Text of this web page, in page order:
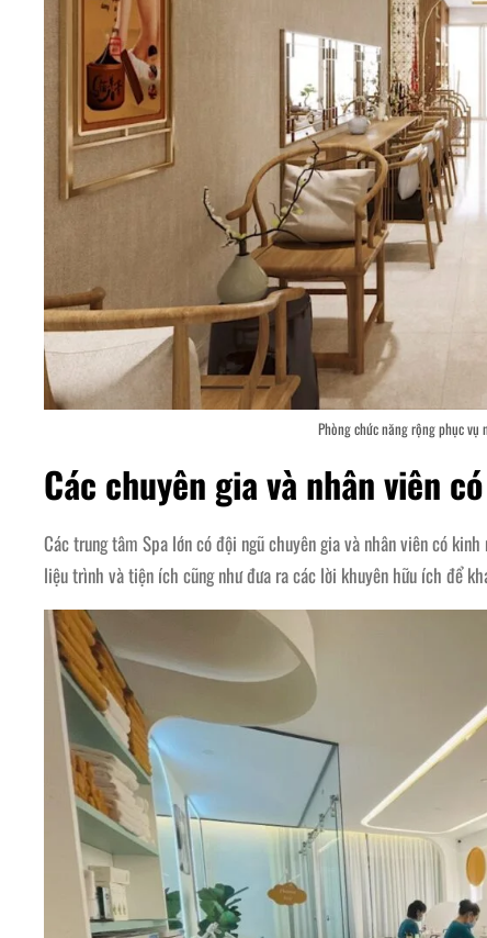
Phòng chức năng rộng phục
Các chuyên gia và nhân viên
Các trung tâm Spa lớn có đội ngũ chuyên gia và nhân viên có
liệu trình và tiện ích cũng như đưa ra các lời khuyên hữu ích để